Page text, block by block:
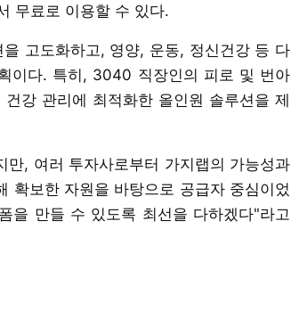
무료로 이용할 수 있다.
고도화하고, 영양, 운동, 정신건강 등 다
이다. 특히, 3040 직장인의 피로 및 번아
강 관리에 최적화한 올인원 솔루션을 제
, 여러 투자사로부터 가지랩의 가능성과
확보한 자원을 바탕으로 공급자 중심이었
을 만들 수 있도록 최선을 다하겠다"라고